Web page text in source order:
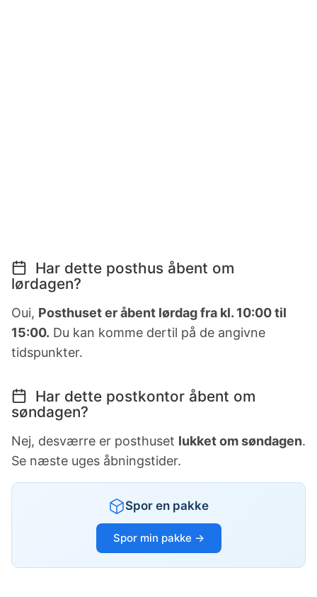
Har dette posthus åbent om
lørdagen?
Oui, Posthuset er åbent lørdag fra kl. 10:00 til
15:00. Du kan komme dertil på de angivne
tidspunkter.
Har dette postkontor åbent om
søndagen?
Nej, desværre er posthuset lukket om søndagen.
Se næste uges åbningstider.
Spor en pakke
Spor min pakke →